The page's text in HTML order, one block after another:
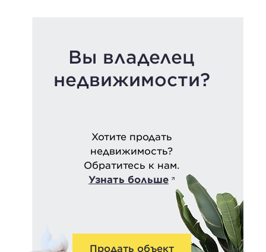
Вы владелец
недвижимости?
Хотите продать
недвижимость?
Обратитесь к нам.
Узнать больше
Продать объект